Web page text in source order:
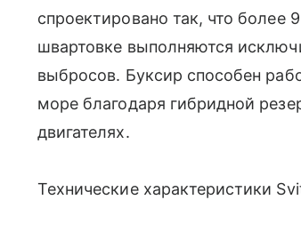
спроектировано так, что более
швартовке выполняются
выбросов. Буксир способен
море благодаря гибридной
двигателях.
Технические характеристики